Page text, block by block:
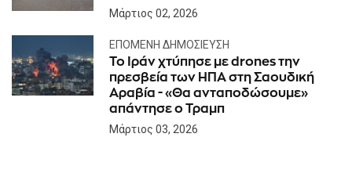
Μάρτιος 02, 2026
ΕΠΌΜΕΝΗ ΔΗΜΟΣΊΕΥΣΗ
Το Ιράν χτύπησε με drones την
πρεσβεία των ΗΠΑ στη Σαουδική
Αραβία - «Θα ανταποδώσουμε»
απάντησε ο Τραμπ
Μάρτιος 03, 2026